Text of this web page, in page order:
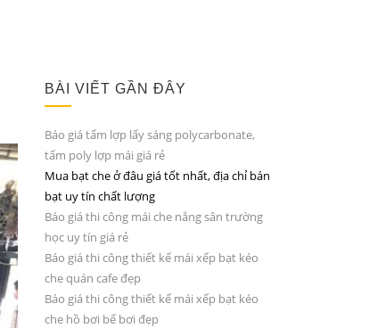
BÀI VIẾT GẦN ĐÂY
Báo giá tấm lợp lấy sáng polycarbonate,
tấm poly lợp mái giá rẻ
Mua bạt che ở đâu giá tốt nhất, địa chỉ bán
bạt uy tín chất lượng
Báo giá thi công mái che nắng sân trường
học uy tín giá rẻ
Báo giá thi công thiết kế mái xếp bạt kéo
che quán cafe đẹp
Báo giá thi công thiết kế mái xếp bạt kéo
che hồ bơi bể bơi đẹp